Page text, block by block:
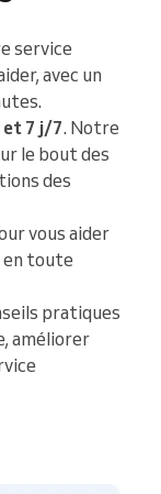
service
avec un
et 7 j/7. Notre
le bout des
des
vous aider
en toute
pratiques
améliorer